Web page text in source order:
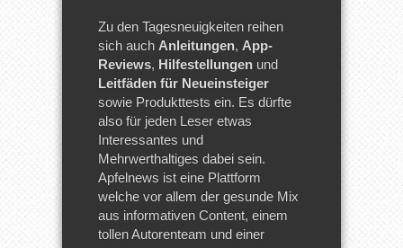
Zu den Tagesneuigkeiten reihen
sich auch Anleitungen, App-
Reviews, Hilfestellungen und
Leitfäden für Neueinsteiger
sowie Produkttests ein. Es dürfte
also für jeden Leser etwas
Interessantes und
Mehrwerthaltiges dabei sein.
Apfelnews ist eine Plattform
welche vor allem der gesunde Mix
aus informativen Content, einem
tollen Autorenteam und einer